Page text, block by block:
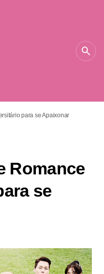
para se Apaixonar
Romance
se